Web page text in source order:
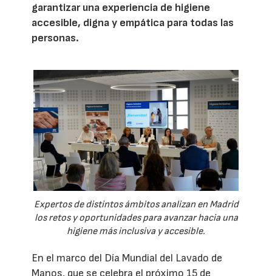
garantizar una experiencia de higiene
accesible, digna y empática para todas las
personas.
Expertos de distintos ámbitos analizan en Madrid
los retos y oportunidades para avanzar hacia una
higiene más inclusiva y accesible.
En el marco del Día Mundial del Lavado de
Manos, que se celebra el próximo 15 de